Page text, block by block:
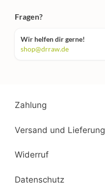
Fragen?
Wir helfen dir gerne!
shop@drraw.de
Zahlung
Versand und Lieferung
Widerruf
Datenschutz